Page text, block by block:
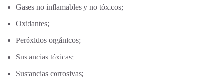
Gases no inflamables y no tóxicos;
Oxidantes;
Peróxidos orgánicos;
Sustancias tóxicas;
Sustancias corrosivas;